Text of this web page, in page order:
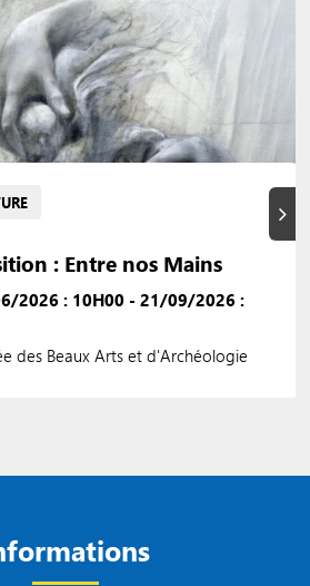
: Entre nos Mains
2026 : 10H00 - 21/09/2026 :
des Beaux Arts et d'Archéologie